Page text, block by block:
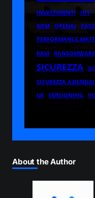
INVESTIMENTI IOT
NPM
OPENAI
PERFORMANCE
RAM
RANSOMWARE
SICUREZZA
SICUREZZA
UE
VERSIONING
About the Author